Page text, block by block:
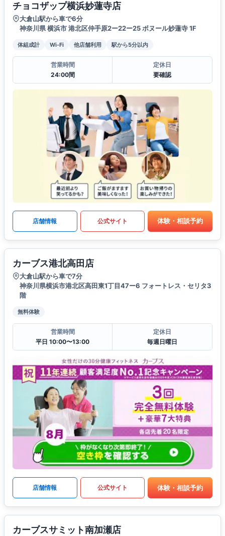
チョコザップ横浜妙蓮寺店
大倉山駅から車で6分
神奈川県 横浜市 港北区仲手原2ー22ー25 ボヌール妙蓮寺 1F
体組成計 Wi-Fi 他店舗利用 駅から5分以内
営業時間
24:00間
定休日
要確認
店舗情報 公式サイト 体験・相談予約
カーブス港北高田店
大倉山駅から車で7分
神奈川県横浜市港北区高田東1丁目47ー6 フォートレス・セリタ3
階
無料体験
営業時間
平日 10:00〜13:00
定休日
毎週日曜日
店舗情報 公式サイト 体験・相談予約
カーブスサミット南加瀬店